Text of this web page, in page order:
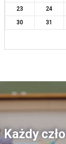
23
24
30
31
Każdy